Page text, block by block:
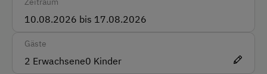
Barzahlung
Vor Ort gesprochene Sprachen
Gäste
2 Erwachsene0 Kinder